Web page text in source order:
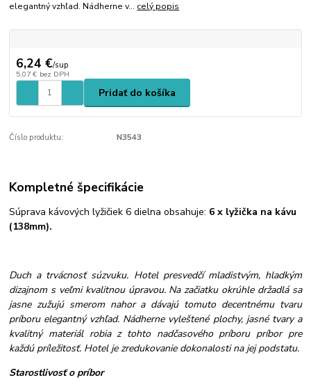
elegantný vzhľad. Nádherne v... celý popis
6,24 €/sup
5,07 € bez DPH
Pridať do košíka
Číslo produktu: N3543
Kompletné špecifikácie
Súprava kávových lyžičiek 6 dielna obsahuje: 6 x lyžička na kávu
(138mm).
Duch a trvácnosť súzvuku. Hotel presvedčí mladistvým, hladkým
dizajnom s veľmi kvalitnou úpravou. Na začiatku okrúhle držadlá sa
jasne zužujú smerom nahor a dávajú tomuto decentnému tvaru
príboru elegantný vzhľad. Nádherne vyleštené plochy, jasné tvary a
kvalitný materiál robia z tohto nadčasového príboru príbor pre
každú príležitosť. Hotel je zredukovanie dokonalosti na jej podstatu.
Starostlivosť o príbor